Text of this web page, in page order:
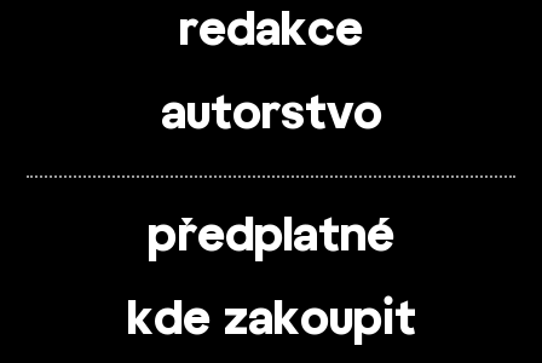
redakce
autorstvo
předplatné
kde zakoupit